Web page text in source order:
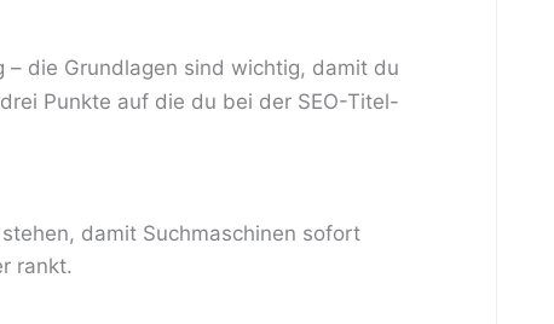
die Grundlagen sind wichtig, damit du
Punkte auf die du bei der SEO-Titel-
damit Suchmaschinen sofort
rankt.